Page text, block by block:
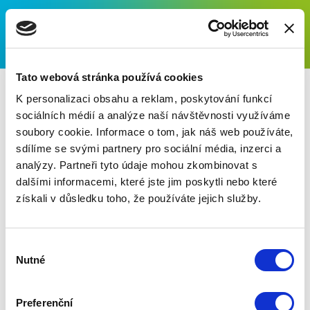
Tato webová stránka používá cookies
K personalizaci obsahu a reklam, poskytování funkcí
sociálních médií a analýze naší návštěvnosti využíváme
soubory cookie. Informace o tom, jak náš web používáte,
sdílíme se svými partnery pro sociální média, inzerci a
analýzy. Partneři tyto údaje mohou zkombinovat s
dalšími informacemi, které jste jim poskytli nebo které
získali v důsledku toho, že používáte jejich služby.
souhlasu
Nutné
Preferenční
Aktuální vydání PHARMA
NEWS
Vydání ke stažení ve formátu PDFzde
Výpis článků vydání: Pharma News